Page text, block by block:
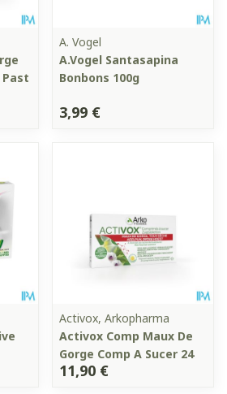
A. Vogel
A.Vogel Santasapina
Bonbons 100g
3,99 €
Activox, Arkopharma
Activox Comp Maux De
Gorge Comp A Sucer 24
11,90 €